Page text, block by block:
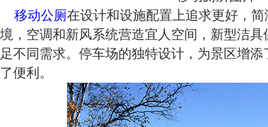
移动公厕在设计和设施配置上追求更好，
境，空调和新风系统营造宜人空间，新型洁
足不同需求。停车场的独特设计，为景区增
了便利。